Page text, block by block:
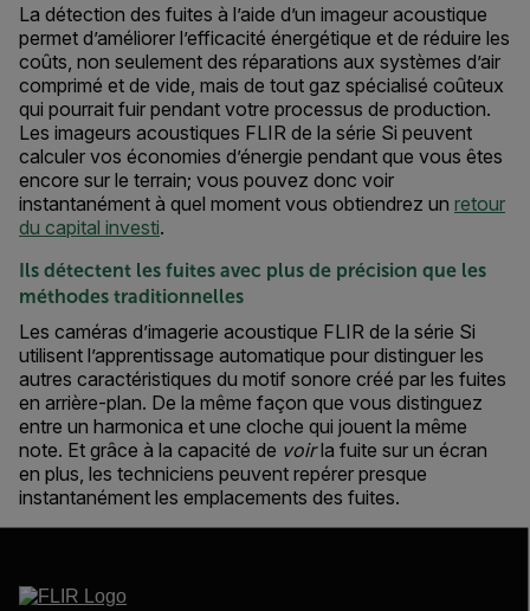
La détection des fuites à l’aide d’un imageur acoustique
permet d’améliorer l’efficacité énergétique et de réduire les
coûts, non seulement des réparations aux systèmes d’air
comprimé et de vide, mais de tout gaz spécialisé coûteux
qui pourrait fuir pendant votre processus de production.
Les imageurs acoustiques FLIR de la série Si peuvent
calculer vos économies d’énergie pendant que vous êtes
encore sur le terrain; vous pouvez donc voir
instantanément à quel moment vous obtiendrez un retour
du capital investi.
Ils détectent les fuites avec plus de précision que les
méthodes traditionnelles
Les caméras d’imagerie acoustique FLIR de la série Si
utilisent l’apprentissage automatique pour distinguer les
autres caractéristiques du motif sonore créé par les fuites
en arrière-plan. De la même façon que vous distinguez
entre un harmonica et une cloche qui jouent la même
note. Et grâce à la capacité de voirla fuite sur un écran
en plus, les techniciens peuvent repérer presque
instantanément les emplacements des fuites.